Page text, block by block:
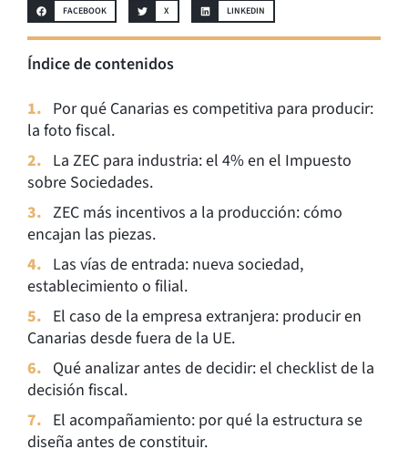
FACEBOOK X LINKEDIN
Índice de contenidos
Por qué Canarias es competitiva para producir:
la foto fiscal.
La ZEC para industria: el 4% en el Impuesto
sobre Sociedades.
ZEC más incentivos a la producción: cómo
encajan las piezas.
Las vías de entrada: nueva sociedad,
establecimiento o filial.
El caso de la empresa extranjera: producir en
Canarias desde fuera de la UE.
Qué analizar antes de decidir: el checklist de la
decisión fiscal.
El acompañamiento: por qué la estructura se
diseña antes de constituir.